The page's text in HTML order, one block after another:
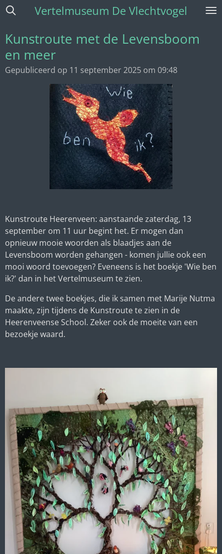
Ga
naar
de
hoofdinhoud
Vertelmuseum De Vlechtvogel
Kunstroute met de Levensboom
en meer
Gepubliceerd op 11 september 2025 om 09:48
Kunstroute Heerenveen: aanstaande zaterdag, 13
september om 11 uur begint het. Er mogen dan
opnieuw mooie woorden als blaadjes aan de
Levensboom worden gehangen - komen jullie ook een
mooi woord toevoegen? Eveneens is het boekje 'Wie ben
ik?' dan in het Vertelmuseum te zien.
De andere twee boekjes, die ik samen met Marije Nutma
maakte, zijn tijdens de Kunstroute te zien in de
Heerenveense School. Zeker ook de moeite van een
bezoekje waard.